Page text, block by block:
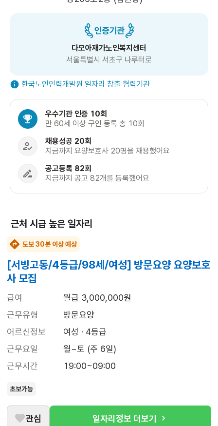
다모아재가노인복지센터
서울특별시 서초구 나루터로
한국노인인력개발원 일자리 창출 협력기관
우수기관 인증 10회
만 60세 이상 구인 등록 총 10회
채용성공 20회
지금까지 요양보호사 20명을 채용했어요
공고등록 82회
지금까지 공고 82개를 등록했어요
근처 시급 높은 일자리
도보 30분 이상 예상
[서빙고동/4등급/98세/여성] 방문요양 요양보호
사 모집
급여
월급 3,000,000원
근무유형
방문요양
어르신정보
여성 · 4등급
근무요일
월~토 (주 6일)
근무시간
19:00~09:00
초보가능
관심 일자리정보 더보기